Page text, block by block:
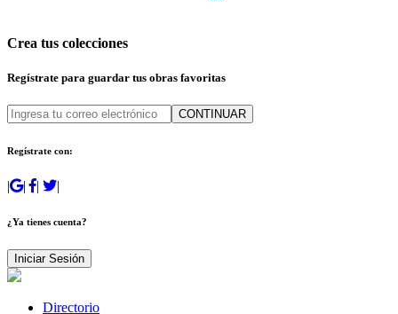
Crea tus colecciones
Regístrate para guardar tus obras favoritas
CONTINUAR
Regístrate con:
| | | |
¿Ya tienes cuenta?
Iniciar Sesión
Directorio